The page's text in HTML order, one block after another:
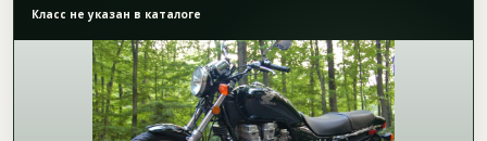
Класс не указан в каталоге